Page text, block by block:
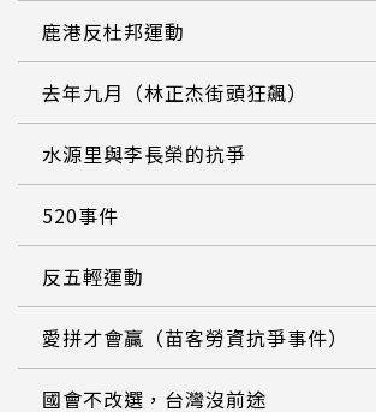
鹿港反杜邦運動
去年九月（林正杰街頭狂飆）
水源里與李長榮的抗爭
520事件
反五輕運動
愛拼才會贏（苗客勞資抗爭事件）
國會不改選，台灣沒前途